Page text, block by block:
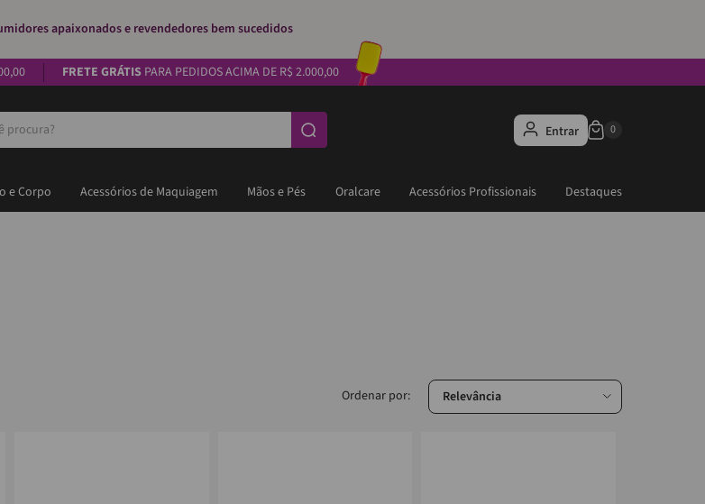
apaixonados e revendedores bem sucedidos
FRETE GRÁTISPARA PEDIDOS ACIMA DE R$ 2.000,00
Entrar
e Corpo Acessórios de Maquiagem Mãos e Pés Oralcare Acessórios Profissionais Destaques
Relevância